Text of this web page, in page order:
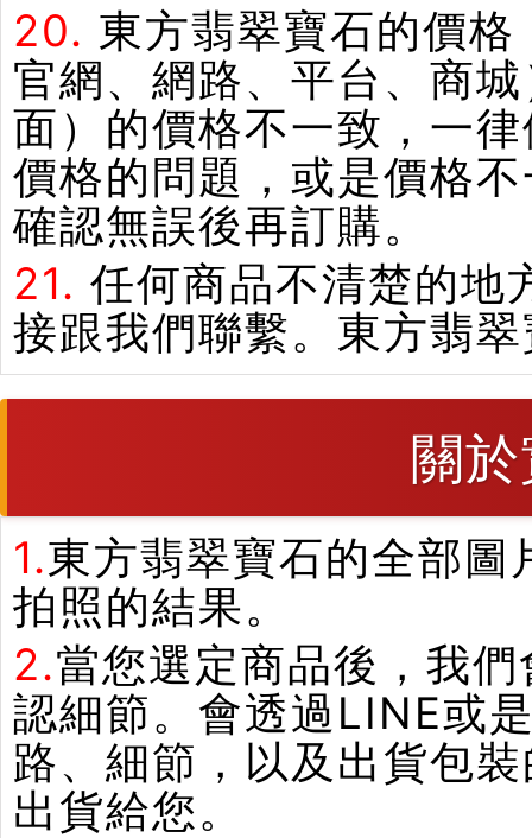
20. 東方翡翠寶石的價
官網、網路、平台、商
面）的價格不一致，一
價格的問題，或是價格
確認無誤後再訂購。
21. 任何商品不清楚的地
接跟我們聯繫。東方翡
關
1.東方翡翠寶石的全部
拍照的結果。
2.當您選定商品後，我
認細節。會透過LINE或
路、細節，以及出貨包
出貨給您。